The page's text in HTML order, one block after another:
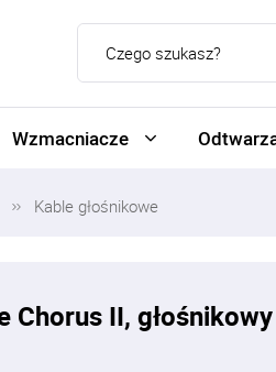
Wzmacniacze
Kable głośnikowe
Chorus II,